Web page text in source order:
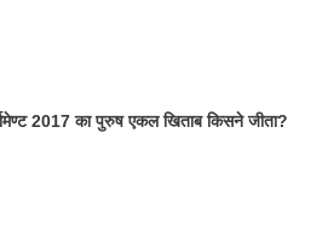
2017 का पुरुष एकल खिताब किसने जीता?